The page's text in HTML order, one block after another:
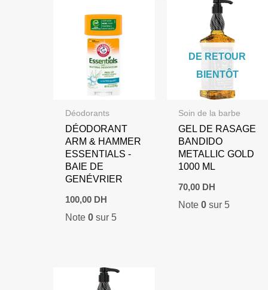
Déodorants
DÉODORANT
ARM & HAMMER
ESSENTIALS -
BAIE DE
GENÉVRIER
100,00 DH
Note 0sur 5
DE RETOUR
BIENTÔT
Soin de la barbe
GEL DE RASAGE
BANDIDO
METALLIC GOLD
1000 ML
70,00 DH
Note0 sur 5